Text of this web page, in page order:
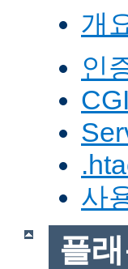
개
인
사
플